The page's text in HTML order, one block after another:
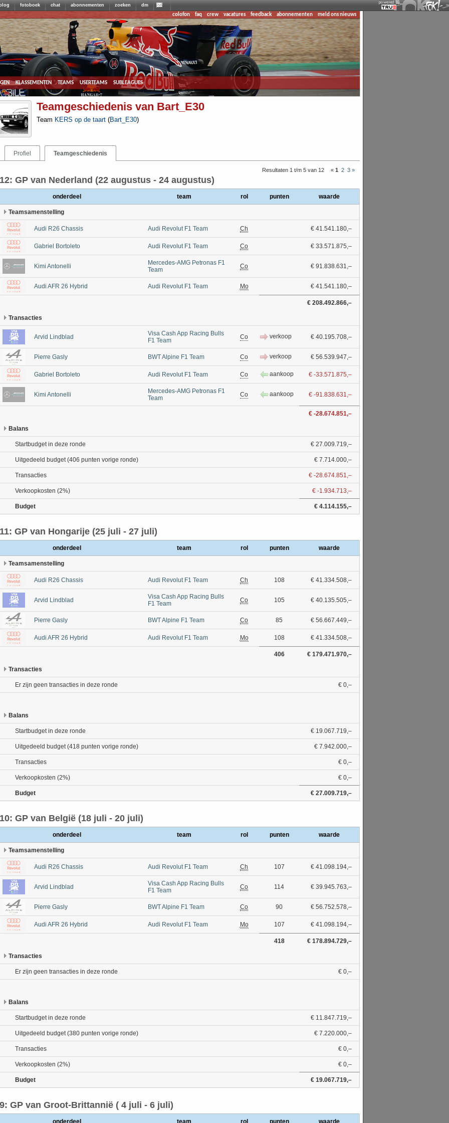
fotoboek chat abonnementen zoeken dm
colofon faq crew vacatures feedback abonnementen meld ons nieuws
klassementen teams userteams subleagues
Teamgeschiedenis van Bart_E30
Team KERS op de taart (Bart_E30)
Profiel Teamgeschiedenis
Resultaten 1 t/m 5 van 12 « 1 2 3 »
GP van Nederland (22 augustus - 24 augustus)
onderdeel team rol punten waarde
Teamsamenstelling
Audi R26 Chassis Audi Revolut F1 Team Ch € 41.541.180,–
Gabriel Bortoleto Audi Revolut F1 Team Co € 33.571.875,–
Kimi Antonelli
Mercedes-AMG Petronas F1
Team
Co € 91.838.631,–
Audi AFR 26 Hybrid Audi Revolut F1 Team Mo € 41.541.180,–
€ 208.492.866,–
Transacties
Arvid Lindblad
Visa Cash App Racing Bulls
F1 Team
Co verkoop € 40.195.708,–
Pierre Gasly BWT Alpine F1 Team Co verkoop € 56.539.947,–
Gabriel Bortoleto Audi Revolut F1 Team Co aankoop € -33.571.875,–
Kimi Antonelli
Mercedes-AMG Petronas F1
Team
Co aankoop € -91.838.631,–
€ -28.674.851,–
Balans
Startbudget in deze ronde € 27.009.719,–
Uitgedeeld budget (406 punten vorige ronde) € 7.714.000,–
Transacties € -28.674.851,–
Verkoopkosten (2%) € -1.934.713,–
Budget € 4.114.155,–
GP van Hongarije (25 juli - 27 juli)
onderdeel team rol punten waarde
Teamsamenstelling
Audi R26 Chassis Audi Revolut F1 Team Ch 108 € 41.334.508,–
Arvid Lindblad
Visa Cash App Racing Bulls
F1 Team
Co 105 € 40.135.505,–
Pierre Gasly BWT Alpine F1 Team Co 85 € 56.667.449,–
Audi AFR 26 Hybrid Audi Revolut F1 Team Mo 108 € 41.334.508,–
406 € 179.471.970,–
Transacties
Er zijn geen transacties in deze ronde € 0,–
Balans
Startbudget in deze ronde € 19.067.719,–
Uitgedeeld budget (418 punten vorige ronde) € 7.942.000,–
Transacties € 0,–
Verkoopkosten (2%) € 0,–
Budget € 27.009.719,–
GP van België (18 juli - 20 juli)
onderdeel team rol punten waarde
Teamsamenstelling
Audi R26 Chassis Audi Revolut F1 Team Ch 107 € 41.098.194,–
Arvid Lindblad
Visa Cash App Racing Bulls
F1 Team
Co 114 € 39.945.763,–
Pierre Gasly BWT Alpine F1 Team Co 90 € 56.752.578,–
Audi AFR 26 Hybrid Audi Revolut F1 Team Mo 107 € 41.098.194,–
418 € 178.894.729,–
Transacties
Er zijn geen transacties in deze ronde € 0,–
Balans
Startbudget in deze ronde € 11.847.719,–
Uitgedeeld budget (380 punten vorige ronde) € 7.220.000,–
Transacties € 0,–
Verkoopkosten (2%) € 0,–
Budget € 19.067.719,–
GP van Groot-Brittannië ( 4 juli - 6 juli)
onderdeel team rol punten waarde